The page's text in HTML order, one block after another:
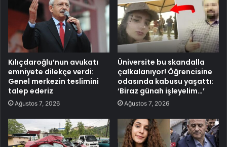
Kılıçdaroğlu’nun avukatı
emniyete dilekçe verdi:
Genel merkezin teslimini
talep ederiz
Ağustos 7, 2026
Üniversite bu skandalla
çalkalanıyor! Öğrencisine
odasında kabusu yaşattı:
‘Biraz günah işleyelim…’
Ağustos 7, 2026